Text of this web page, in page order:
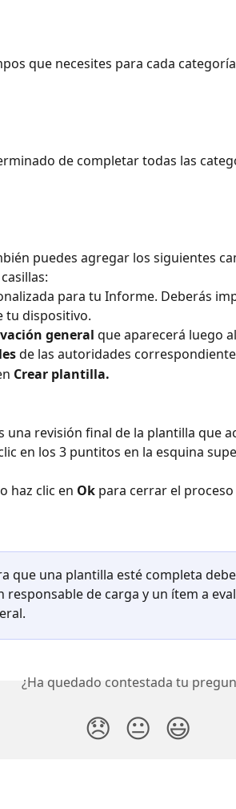
que necesites para cada
de completar todas las
puedes agregar los siguientes
para tu Informe. Deberás
tu dispositivo.
general que aparecerá luego
de las autoridades
Crear plantilla.
una revisión final de la plantilla que
en los 3 puntitos en la esquina
haz clic en Ok para cerrar el proceso
que una plantilla esté completa
responsable de carga y un ítem a
¿Ha quedado contestada tu
😞 😐 😃